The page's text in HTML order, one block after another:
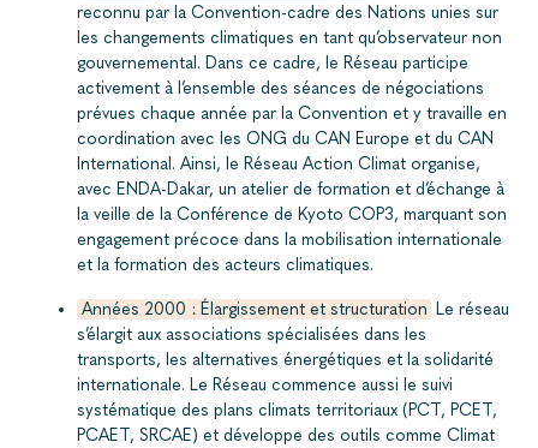
reconnu par la Convention-cadre des Nations unies sur
les changements climatiques en tant qu’observateur non
gouvernemental. Dans ce cadre, le Réseau participe
activement à l’ensemble des séances de négociations
prévues chaque année par la Convention et y travaille en
coordination avec les ONG du CAN Europe et du CAN
International. Ainsi, le Réseau Action Climat organise,
avec ENDA-Dakar, un atelier de formation et d’échange à
la veille de la Conférence de Kyoto COP3, marquant son
engagement précoce dans la mobilisation internationale
et la formation des acteurs climatiques.
Années 2000 : Élargissement et structuration Le réseau
s’élargit aux associations spécialisées dans les
transports, les alternatives énergétiques et la solidarité
internationale. Le Réseau commence aussi le suivi
systématique des plans climats territoriaux (PCT, PCET,
PCAET, SRCAE) et développe des outils comme Climat